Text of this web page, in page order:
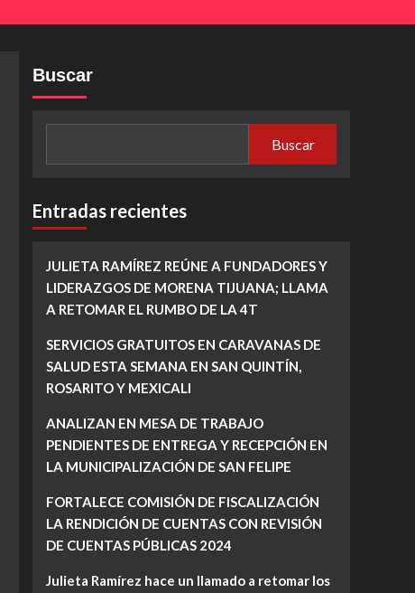
Buscar
Buscar
Entradas recientes
JULIETA RAMÍREZ REÚNE A FUNDADORES Y
LIDERAZGOS DE MORENA TIJUANA; LLAMA
A RETOMAR EL RUMBO DE LA 4T
SERVICIOS GRATUITOS EN CARAVANAS DE
SALUD ESTA SEMANA EN SAN QUINTÍN,
ROSARITO Y MEXICALI
ANALIZAN EN MESA DE TRABAJO
PENDIENTES DE ENTREGA Y RECEPCIÓN EN
LA MUNICIPALIZACIÓN DE SAN FELIPE
FORTALECE COMISIÓN DE FISCALIZACIÓN
LA RENDICIÓN DE CUENTAS CON REVISIÓN
DE CUENTAS PÚBLICAS 2024
Julieta Ramírez hace un llamado a retomar los